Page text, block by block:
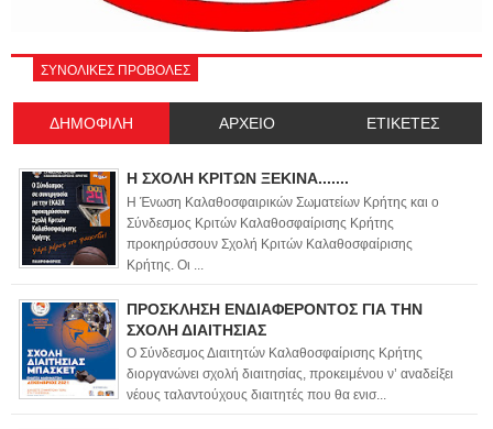
ΣΥΝΟΛΙΚΕΣ ΠΡΟΒΟΛΕΣ
ΔΗΜΟΦΙΛΗ ΑΡΧΕΙΟ ΕΤΙΚΕΤΕΣ
Η ΣΧΟΛΗ ΚΡΙΤΩΝ ΞΕΚΙΝΑ.......
Η Ένωση Καλαθοσφαιρικών Σωματείων Κρήτης και ο
Σύνδεσμος Κριτών Καλαθοσφαίρισης Κρήτης
προκηρύσσουν Σχολή Κριτών Καλαθοσφαίρισης
Κρήτης. Οι ...
ΠΡΟΣΚΛΗΣΗ ΕΝΔΙΑΦΕΡΟΝΤΟΣ ΓΙΑ ΤΗΝ
ΣΧΟΛΗ ΔΙΑΙΤΗΣΙΑΣ
Ο Σύνδεσμος Διαιτητών Καλαθοσφαίρισης Κρήτης
διοργανώνει σχολή διαιτησίας, προκειμένου ν’ αναδείξει
νέους ταλαντούχους διαιτητές που θα ενισ...